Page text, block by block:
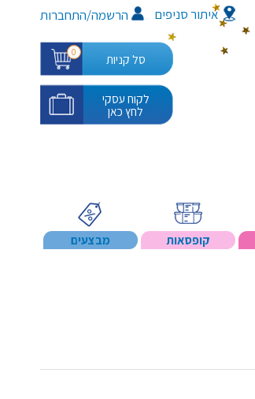
איתור סניפים הרשמה/התחברות
סל קניות 0
לקוח עסקי
לחץ כאן
קופסאות מבצעים